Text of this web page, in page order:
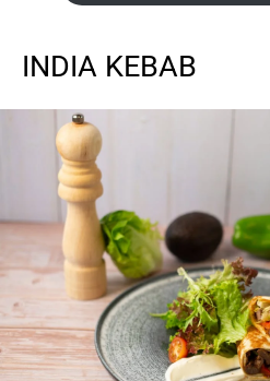
INDIA KEBAB